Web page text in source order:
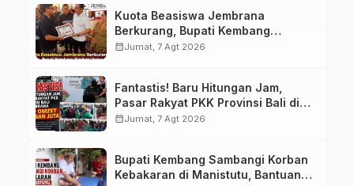
Kuota Beasiswa Jembrana
Berkurang, Bupati Kembang
Siapkan Upaya Penambahan di
calendar_monthJumat, 7 Agt 2026
Fantastis! Baru Hitungan Jam,
Pasar Rakyat PKK Provinsi Bali di
Jembrana Raup Omzet Ratusan
calendar_monthJumat, 7 Agt 2026
Bupati Kembang Sambangi Korban
Kebakaran di Manistutu, Bantuan